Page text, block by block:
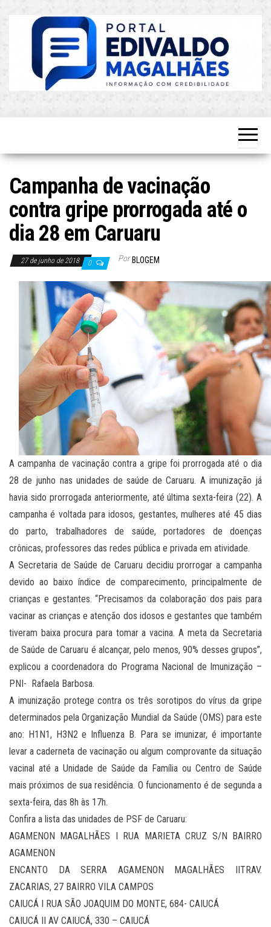
Atualizado!
Campanha de vacinação
contra gripe prorrogada até o
dia 28 em Caruaru
27 de junho de 2018 0 Por BLOGEM
A campanha de vacinação contra a gripe foi prorrogada até o dia
28 de junho nas unidades de saúde de Caruaru. A imunização já
havia sido prorrogada anteriormente, até última sexta-feira (22). A
campanha é voltada para idosos, gestantes, mulheres até 45 dias
do parto, trabalhadores de saúde, portadores de doenças
crônicas, professores das redes pública e privada em atividade.
A Secretaria de Saúde de Caruaru decidiu prorrogar a campanha
devido ao baixo índice de comparecimento, principalmente de
crianças e gestantes. “Precisamos da colaboração dos pais para
vacinar as crianças e atenção dos idosos e gestantes que também
tiveram baixa procura para tomar a vacina. A meta da Secretaria
de Saúde de Caruaru é alcançar, pelo menos, 90% desses grupos”,
explicou a coordenadora do Programa Nacional de Imunização –
PNI- Rafaela Barbosa.
A imunização protege contra os três sorotipos do vírus da gripe
determinados pela Organização Mundial da Saúde (OMS) para este
ano: H1N1, H3N2 e Influenza B. Para se imunizar, é importante
levar a caderneta de vacinação ou algum comprovante da situação
vacinal até a Unidade de Saúde da Família ou Centro de Saúde
mais próximos de sua residência. O funcionamento é de segunda a
sexta-feira, das 8h às 17h.
Confira a lista das unidades de PSF de Caruaru:
AGAMENON MAGALHÃES I RUA MARIETA CRUZ S/N BAIRRO
AGAMENON
ENCANTO DA SERRA AGAMENON MAGALHÃES IITRAV.
ZACARIAS, 27 BAIRRO VILA CAMPOS
CAIUCÁ I RUA SÃO JOAQUIM DO MONTE, 684- CAIUCÁ
CAIUCÁ II AV CAIUCÁ, 330 – CAIUCÁ